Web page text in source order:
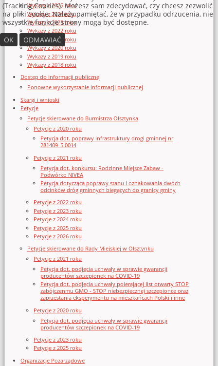
Wykazy z 2025 roku
Wykazy z 2024 roku
Wykazy z 2023 roku
Wykazy z 2022 roku
Wykazy z 2021 roku
Wykazy z 2020 roku
Wykazy z 2019 roku
Wykazy z 2018 roku
Dostęp do informacji publicznej
Ponowne wykorzystanie informacji publicznej
Skargi i wnioski
Petycje
Petycje skierowane do Burmistrza Olsztynka
Petycje z 2020 roku
Petycja dot. poprawy infrastruktury drogi gminnej nr
281409_5.0014
Petycje z 2021 roku
Petycja dot. konkursu: Rodzinne Miejsce Zabaw -
Podwórko NIVEA
Petycja dotycząca poprawy stanu i oznakowania dwóch
odcinków dróg gminnych biegących do granicy gminy
Petycje z 2022 roku
Petycje z 2023 roku
Petycje z 2024 roku
Petycje z 2025 roku
Petycje z 2026 roku
Petycje skierowane do Rady Miejskiej w Olsztynku
Petycje z 2021 roku
Petycja dot. podjęcia uchwały w sprawie gwarancji
producentów szczepionek na COVID-19
Petycja dot. podjęcia uchwały poierającej list otwarty STOP
zabójczenmu GMO - STOP niebezpiecznej szczepionce oraz
zaprzestania eksperymentu na mieszkańcach Polski i inne
Petycje z 2020 roku
Petycja dot. podjęcia uchwały w sprawie gwarancji
producentów szczepionek na COVID-19
Petycje z 2023 roku
Petycje z 2025 roku
Organizacje Pozarządowe
(Tracking Cookies). Możesz sam zdecydować, czy chcesz zezwolić
na pliki cookie. Należy pamiętać, że w przypadku odrzucenia, nie
wszystkie funkcje strony mogą być dostępne.
OK
ODMAWIAĆ